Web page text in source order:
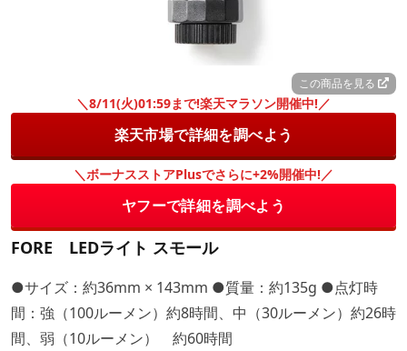
この商品を見る
＼8/11(火)01:59まで!楽天マラソン開催中!／
楽天市場で詳細を調べよう
＼ボーナスストアPlusでさらに+2%開催中!／
ヤフーで詳細を調べよう
FORE LEDライト スモール
●サイズ：約36mm × 143mm ●質量：約135g ●点灯時
間：強（100ルーメン）約8時間、中（30ルーメン）約26時
間、弱（10ルーメン） 約60時間